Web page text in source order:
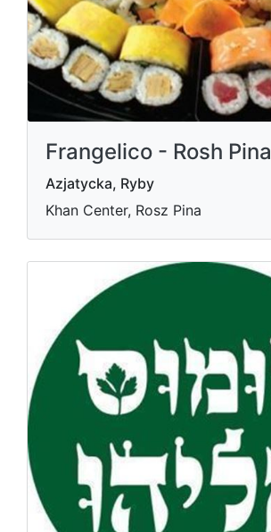
Frangelico - Rosh Pina
Azjatycka, Ryby
Khan Center, Rosz Pina